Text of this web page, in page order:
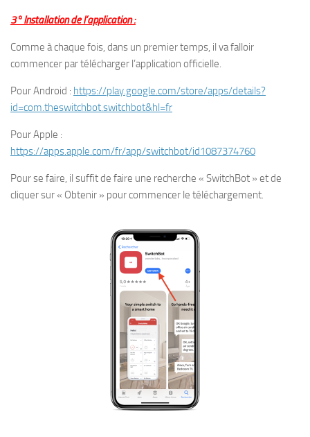
3° Installation de l’application :
Comme à chaque fois, dans un premier temps, il va falloir
commencer par télécharger l’application officielle.
Pour Android : https://play.google.com/store/apps/details?
id=com.theswitchbot.switchbot&hl=fr
Pour Apple :
https://apps.apple.com/fr/app/switchbot/id1087374760
Pour se faire, il suffit de faire une recherche « SwitchBot » et de
cliquer sur « Obtenir » pour commencer le téléchargement.